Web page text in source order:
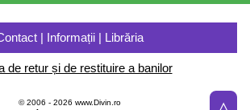
| Informații | Librăria
de retur și de restituire a banilor
© 2006 - 2026 www.Divin.ro